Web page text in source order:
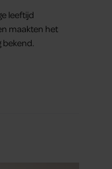
leeftijd
maakten het
bekend.